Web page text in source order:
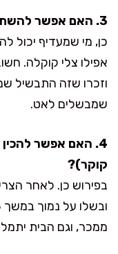
3. האם אפשר להשתמש בבשר אחר?
אפילו צלי קוקלה.
וזכרו שזה התבשיל
שמבשלים לאט.
4. האם אפשר
קוקר)?
בפירוש כן. לאחר
ממכר, וגם הבית